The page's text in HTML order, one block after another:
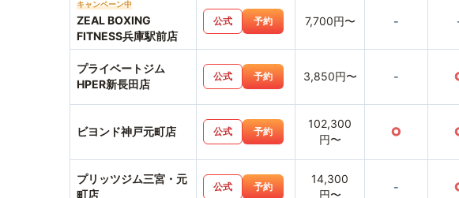
キャンペーン中
ZEAL BOXING
FITNESS兵庫駅前店
公式 予約 7,700円〜 -
プライベートジム
HPER新長田店
公式 予約 3,850円〜 -
ビヨンド神戸元町店 公式 予約
102,300
円〜
○
プリッツジム三宮・元
町店
公式 予約
14,300
円〜
-